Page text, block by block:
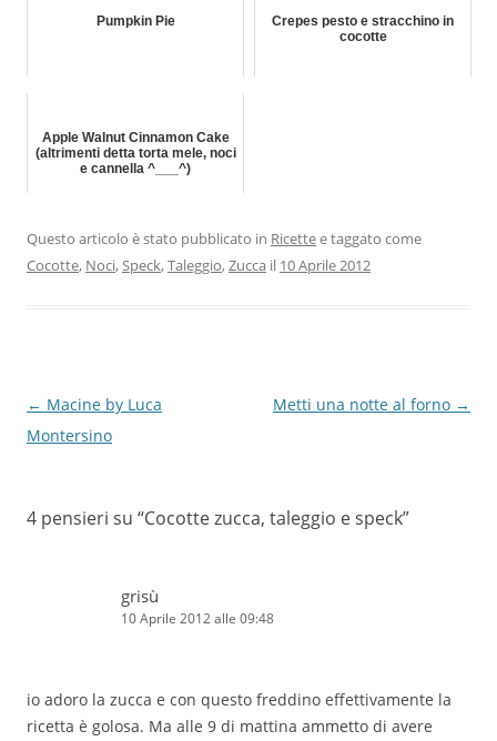
Pumpkin Pie
Crepes pesto e stracchino in
cocotte
Apple Walnut Cinnamon Cake
(altrimenti detta torta mele, noci
e cannella ^___^)
Questo articolo è stato pubblicato in Ricettee taggato come
Cocotte, Noci,Speck,Taleggio,Zucca il 10 Aprile 2012
Navigazione
articolo
← Macine by Luca
Montersino
Metti una notte al forno →
4 pensieri su “Cocotte zucca, taleggio e speck”
grisù
10 Aprile 2012 alle 09:48
io adoro la zucca e con questo freddino effettivamente la
ricetta è golosa. Ma alle 9 di mattina ammetto di avere